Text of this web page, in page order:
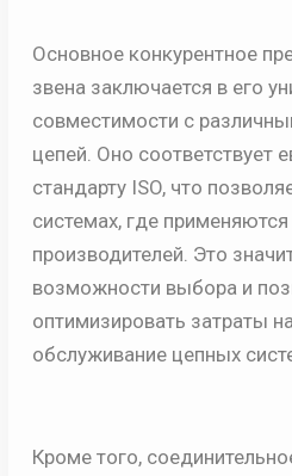
Основное конкурентное
звена заключается в его
совместимости с
цепей. Оно соответствует
стандарту ISO, что
системах, где
производителей. Это
возможности выбора и
оптимизировать затраты
обслуживание цепных
Кроме того,